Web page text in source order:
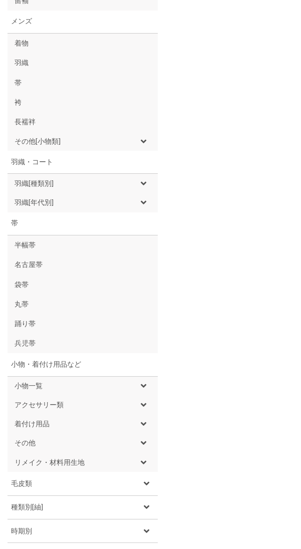
メンズ
着物
羽織
帯
袴
長襦袢
その他[小物類]
羽織・コート
羽織[種類別]
羽織[年代別]
帯
半幅帯
名古屋帯
袋帯
丸帯
踊り帯
兵児帯
小物・着付け用品など
小物一覧
アクセサリー類
着付け用品
その他
リメイク・材料用生地
毛皮類
種類別[紬]
時期別